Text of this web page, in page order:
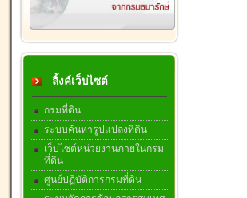
ลิ้งค์เว็บไซต์
กรมที่ดิน
ระบบค้นหารูปแปลงที่ดิน
เว็บไซต์หน่วยงานภายในกรม
ที่ดิน
ศูนย์ปฏิบัติการกรมที่ดิน